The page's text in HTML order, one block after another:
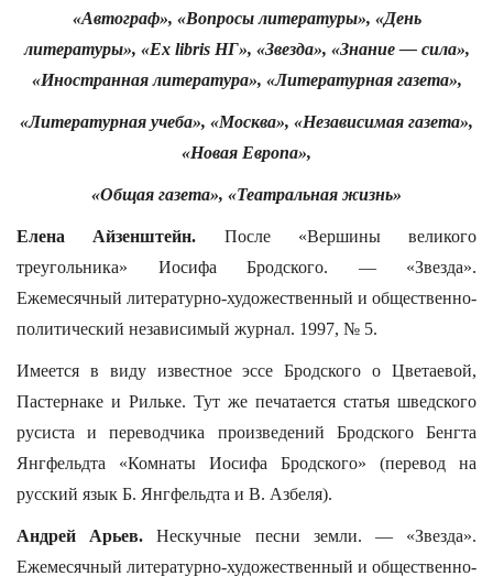
«Автограф», «Вопросы литературы», «День
литературы», «Ex libris НГ», «Звезда», «Знание — сила»,
«Иностранная литература», «Литературная газета»,
«Литературная учеба», «Москва», «Независимая газета»,
«Новая Европа»,
«Общая газета», «Театральная жизнь»
Елена Айзенштейн. После «Вершины великого
треугольника» Иосифа Бродского. — «Звезда».
Ежемесячный литературно-художественный и общественно-
политический независимый журнал. 1997, № 5.
Имеется в виду известное эссе Бродского о Цветаевой,
Пастернаке и Рильке. Тут же печатается статья шведского
русиста и переводчика произведений Бродского Бенгта
Янгфельдта «Комнаты Иосифа Бродского» (перевод на
русский язык Б. Янгфельдта и В. Азбеля).
Андрей Арьев. Нескучные песни земли. — «Звезда».
Ежемесячный литературно-художественный и общественно-